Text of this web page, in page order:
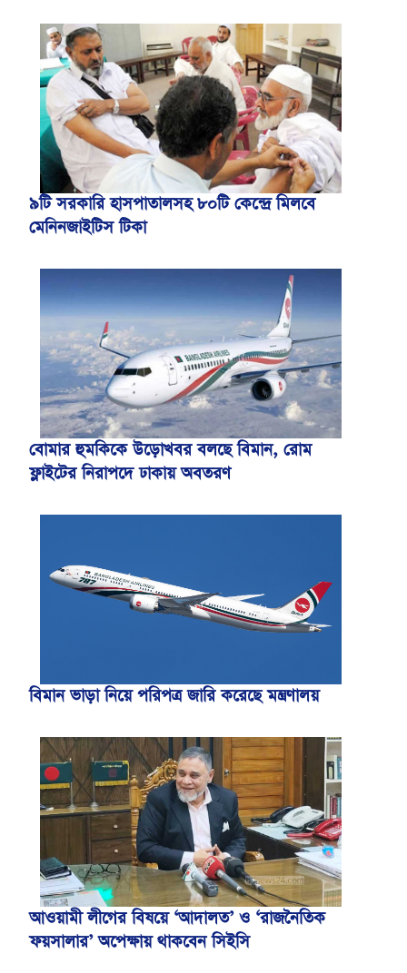
৯টি সরকারি হাসপাতালসহ ৮০টি কেন্দ্রে মিলবে
মেনিনজাইটিস টিকা
বোমার হুমকিকে উড়োখবর বলছে বিমান, রোম
ফ্লাইটের নিরাপদে ঢাকায় অবতরণ
বিমান ভাড়া নিয়ে পরিপত্র জারি করেছে মন্ত্রণালয়
আওয়ামী লীগের বিষয়ে ‘আদালত’ ও ‘রাজনৈতিক
ফয়সালার’ অপেক্ষায় থাকবেন সিইসি